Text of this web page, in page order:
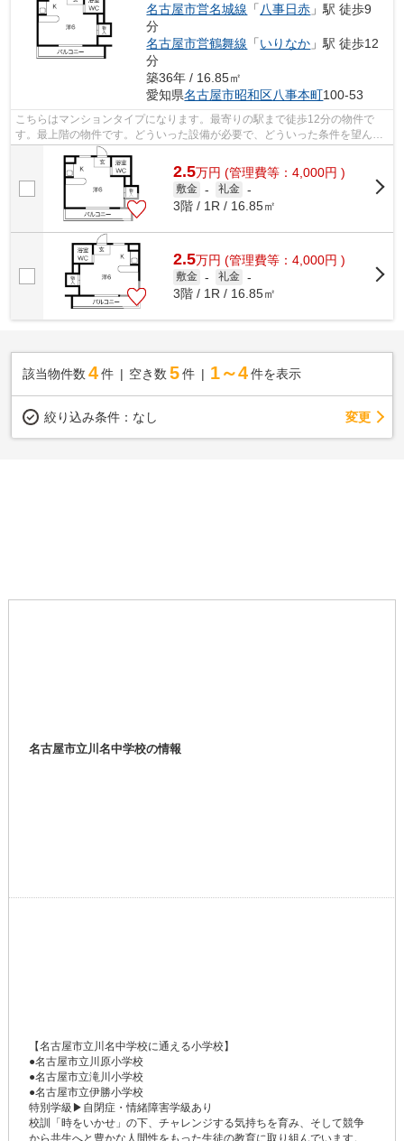
名古屋市営名城線 「 八事日赤 」駅 徒歩9
分
名古屋市営鶴舞線 「いりなか 」駅 徒歩12
分
築36年 / 16.85㎡
愛知県名古屋市昭和区八事本町100-53
こちらはマンションタイプになります。最寄りの駅まで徒歩12分の物件で
す。最上階の物件です。どういった設備が必要で、どういった条件を望んで
いるのか。ご希望の要素をできるだけ揃...
2.5万円 (管理費等：4,000円 )
敷金 - 礼金 -
3階 / 1R / 16.85㎡
2.5万円 (管理費等：4,000円 )
敷金 - 礼金 -
3階 / 1R / 16.85㎡
該当物件数 4件 空き数 5 件 1～4 件を表示
絞り込み条件： なし 変更
名古屋市立川名中学校の情報
【名古屋市立川名中学校に通える小学校】
●名古屋市立川原小学校
●名古屋市立滝川小学校
●名古屋市立伊勝小学校
特別学級▶自閉症・情緒障害学級あり
校訓「時をいかせ」の下、チャレンジする気持ちを育み、そして競争
から共生へと豊かな人間性をもった生徒の教育に取り組んでいます。